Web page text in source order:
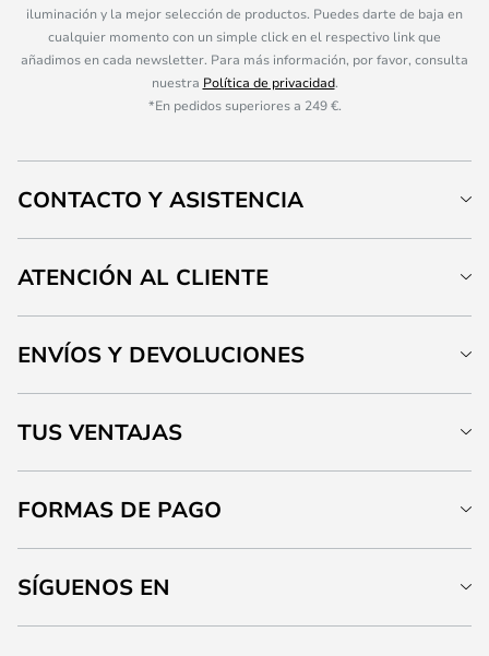
iluminación y la mejor selección de productos. Puedes darte de baja en
cualquier momento con un simple click en el respectivo link que
añadimos en cada newsletter. Para más información, por favor, consulta
nuestra Política de privacidad.
*En pedidos superiores a 249 €.
CONTACTO Y ASISTENCIA
ATENCIÓN AL CLIENTE
ENVÍOS Y DEVOLUCIONES
TUS VENTAJAS
FORMAS DE PAGO
SÍGUENOS EN